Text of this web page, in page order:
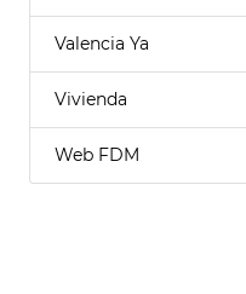
Valencia Ya
Vivienda
Web FDM